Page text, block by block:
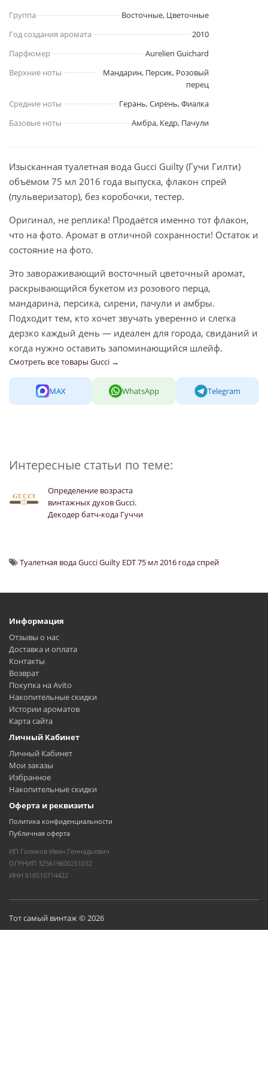
Группа
Восточные, Цветочные
Год создания аромата
2010
Парфюмер
Aurelien Guichard
Верхние ноты
Мандарин, Персик, Розовый
перец
Средние ноты
Герань, Сирень, Фиалка
Базовые ноты
Амбра, Кедр, Пачули
Изысканная туалетная вода Gucci Guilty (Гучи Гилти)
объёмом 75 мл 2016 года выпуска, флакон спрей
(пульверизатор), без коробочки, тестер.
Оригинал, не реплика! Продаётся именно тот флакон,
что на фото. Аромат в отличной сохранности! Остаток и
состояние на фото.
Это завораживающий восточный цветочный аромат,
раскрывающийся букетом из розового перца,
мандарина, персика, сирени, пачули и амбры.
Подходит тем, кто хочет звучать уверенно и слегка
дерзко каждый день — идеален для города, свиданий и
когда нужно оставить запоминающийся шлейф.
Смотреть все товары Gucci →
MAX WhatsApp Telegram
Интересные статьи по теме:
Определение возраста
винтажных духов Gucci.
Декодер батч-кода Гуччи
Туалетная вода Gucci Guilty EDT 75 мл 2016 года спрей
Информация
Отзывы о нас
Доставка и оплата
Контакты
Возврат
Покупка на Avito
Накопительные скидки
Истории ароматов
Карта сайта
Личный Кабинет
Личный Кабинет
Мои заказы
Избранное
Накопительные скидки
Оферта и реквизиты
Политика конфиденциальности
Публичная оферта
ИП Голиков Иван Геннадьевич
ОГРНИП 325619600251032
ИНН 616510714422
Тот самый винтаж © 2026